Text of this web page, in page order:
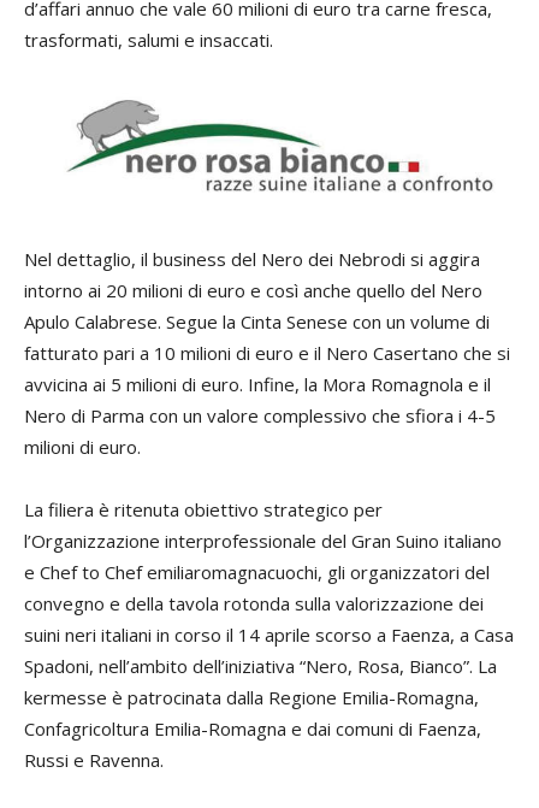
d’affari annuo che vale 60 milioni di euro tra carne fresca,
trasformati, salumi e insaccati.
Nel dettaglio, il business del Nero dei Nebrodi si aggira
intorno ai 20 milioni di euro e così anche quello del Nero
Apulo Calabrese. Segue la Cinta Senese con un volume di
fatturato pari a 10 milioni di euro e il Nero Casertano che si
avvicina ai 5 milioni di euro. Infine, la Mora Romagnola e il
Nero di Parma con un valore complessivo che sfiora i 4-5
milioni di euro.
La filiera è ritenuta obiettivo strategico per
l’Organizzazione interprofessionale del Gran Suino italiano
e Chef to Chef emiliaromagnacuochi, gli organizzatori del
convegno e della tavola rotonda sulla valorizzazione dei
suini neri italiani in corso il 14 aprile scorso a Faenza, a Casa
Spadoni, nell’ambito dell’iniziativa “Nero, Rosa, Bianco”. La
kermesse è patrocinata dalla Regione Emilia-Romagna,
Confagricoltura Emilia-Romagna e dai comuni di Faenza,
Russi e Ravenna.